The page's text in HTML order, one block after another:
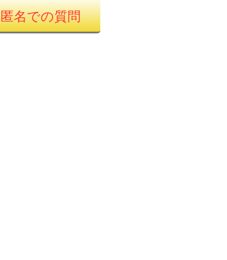
匿名での質問